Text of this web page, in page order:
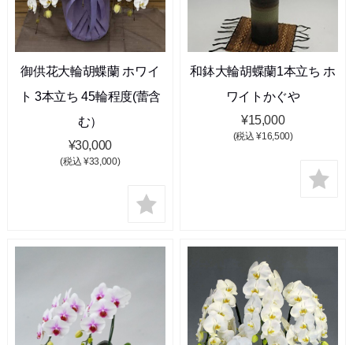
御供花大輪胡蝶蘭 ホワイ
ト 3本立ち 45輪程度(蕾含
む）
¥30,000
(税込 ¥33,000)
和鉢大輪胡蝶蘭1本立ち ホ
ワイトかぐや
¥15,000
(税込 ¥16,500)